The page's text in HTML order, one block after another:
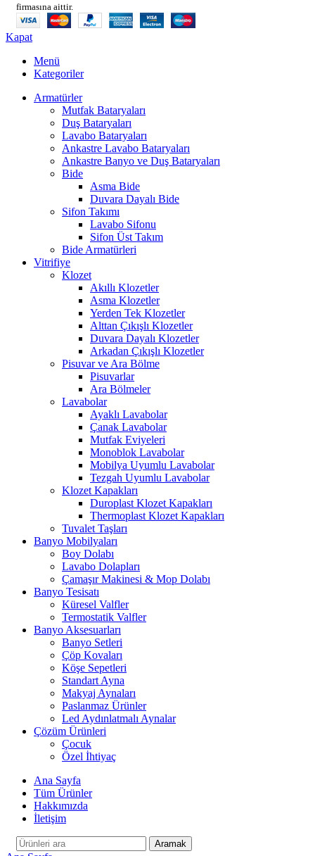
firmasına aittir.
Kapat
Menü
Kategoriler
Armatürler
Mutfak Bataryaları
Duş Bataryaları
Lavabo Bataryaları
Ankastre Lavabo Bataryaları
Ankastre Banyo ve Duş Bataryaları
Bide
Asma Bide
Duvara Dayalı Bide
Sifon Takımı
Lavabo Sifonu
Sifon Üst Takım
Bide Armatürleri
Vitrifiye
Klozet
Akıllı Klozetler
Asma Klozetler
Yerden Tek Klozetler
Alttan Çıkışlı Klozetler
Duvara Dayalı Klozetler
Arkadan Çıkışlı Klozetler
Pisuvar ve Ara Bölme
Pisuvarlar
Ara Bölmeler
Lavabolar
Ayaklı Lavabolar
Çanak Lavabolar
Mutfak Eviyeleri
Monoblok Lavabolar
Mobilya Uyumlu Lavabolar
Tezgah Uyumlu Lavabolar
Klozet Kapakları
Duroplast Klozet Kapakları
Thermoplast Klozet Kapakları
Tuvalet Taşları
Banyo Mobilyaları
Boy Dolabı
Lavabo Dolapları
Çamaşır Makinesi & Mop Dolabı
Banyo Tesisatı
Küresel Valfler
Termostatik Valfler
Banyo Aksesuarları
Banyo Setleri
Çöp Kovaları
Köşe Sepetleri
Standart Ayna
Makyaj Aynaları
Paslanmaz Ürünler
Led Aydınlatmalı Aynalar
Çözüm Ürünleri
Çocuk
Özel İhtiyaç
Ana Sayfa
Tüm Ürünler
Hakkımızda
İletişim
Aramak